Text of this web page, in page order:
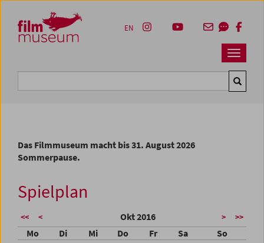
Zum Inhalt
Zum Hauptmenü
Zur Servicenavigation
Zum Suche
Navbar
EN
Das Filmmuseum macht bis 31. August 2026
Sommerpause.
Spielplan
<< < Okt 2016 > >>
Mo Di Mi Do Fr Sa So